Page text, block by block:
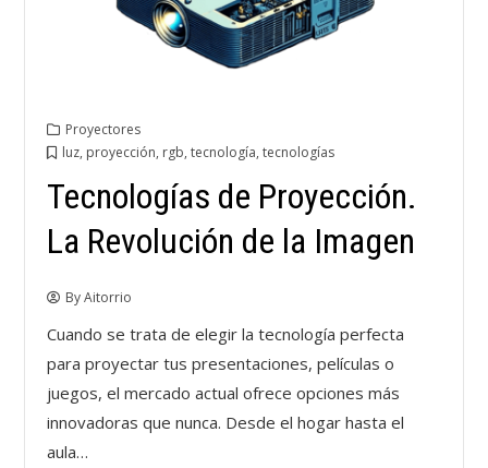
Proyectores
luz, proyección, rgb,tecnología,tecnologías
Tecnologías de Proyección.
La Revolución de la Imagen
ByAitorrio
Cuando se trata de elegir la tecnología perfecta
para proyectar tus presentaciones, películas o
juegos, el mercado actual ofrece opciones más
innovadoras que nunca. Desde el hogar hasta el
aula…